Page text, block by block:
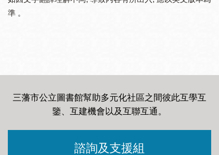
準 。
三藩市公立圖書館幫助多元化社區之間彼此互學互
鑒、互建機會以及互聯互通 。
諮詢及支援組